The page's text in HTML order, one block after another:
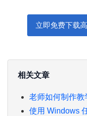
立即免费下载
相关文章
老师如何制作教
使用 Windows